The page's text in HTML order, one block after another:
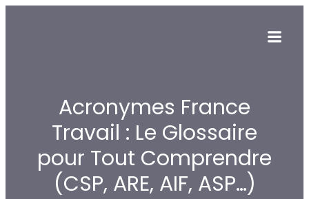
Acronymes France
Travail : Le Glossaire
pour Tout Comprendre
(CSP, ARE, AIF, ASP…)